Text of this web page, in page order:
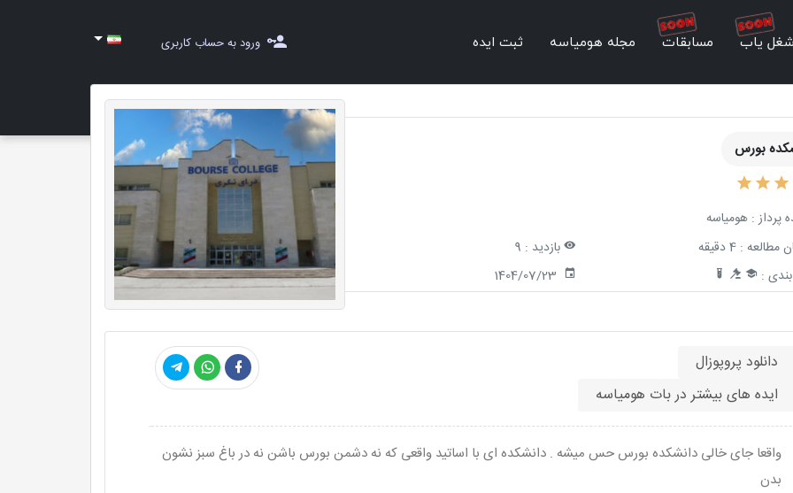
شغل یاب مسابقات مجله هومیاسه ثبت ایده ورود به حساب کاربری
بورس
پرداز : هومیاسه
مطالعه : 4 دقیقه بازدید : 9
:
1404/07/23
دانلود پروپوزال
ایده های بیشتر در بات هومیاسه
واقعا جای خالی دانشکده بورس حس میشه . دانشکده ای با اساتید واقعی که نه دشمن بورس باشن نه در باغ سبز نشون
بدن